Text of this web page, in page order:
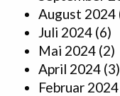
August 2024
Juli 2024 (6)
Mai 2024 (2)
April 2024 (3)
Februar 2024